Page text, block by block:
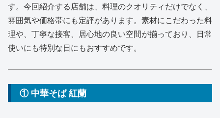
す。今回紹介する店舗は、料理のクオリティだけでなく、
雰囲気や価格帯にも定評があります。素材にこだわった料
理や、丁寧な接客、居心地の良い空間が揃っており、日常
使いにも特別な日にもおすすめです。
① 中華そば 紅蘭